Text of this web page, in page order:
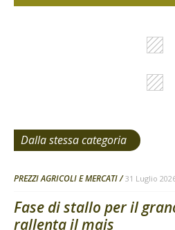
Dalla stessa categoria
PREZZI AGRICOLI E MERCATI 31 Luglio
Fase di stallo per il
rallenta il mais